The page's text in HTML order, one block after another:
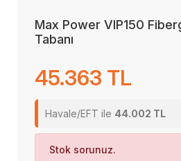
Max Power VIP150
Tabanı
45.363 TL
Havale/EFT ile 44.002 TL
Stok sorunuz.